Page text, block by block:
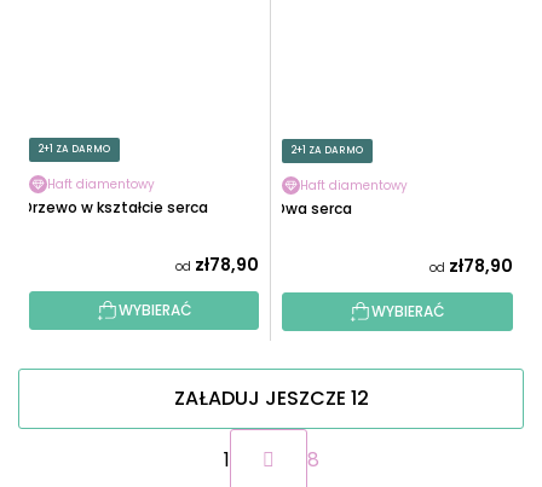
2+1 ZA DARMO
Haft diamentowy
Drzewo w kształcie serca
od zł78,90
WYBIERAĆ
2+1 ZA DARMO
Haft diamentowy
Dwa serca
od zł78,90
WYBIERAĆ
ZAŁADUJ JESZCZE 12
P
a
1
8